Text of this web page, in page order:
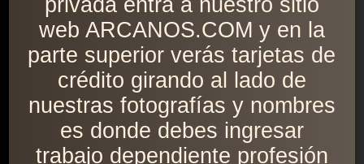
privada entra a nuestro sitio
web ARCANOS.COM y en la
parte superior verás tarjetas de
crédito girando al lado de
nuestras fotografías y nombres
es donde debes ingresar
trabajo dependiente profesión